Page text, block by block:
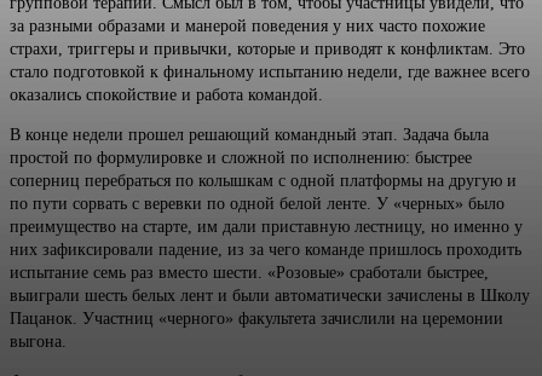
за разными образами и манерой поведения у них часто похожие
страхи, триггеры и привычки, которые и приводят к конфликтам. Это
стало подготовкой к финальному испытанию недели, где важнее всего
оказались спокойствие и работа командой.
В конце недели прошел решающий командный этап. Задача была
простой по формулировке и сложной по исполнению: быстрее
соперниц перебраться по колышкам с одной платформы на другую и
по пути сорвать с веревки по одной белой ленте. У «черных» было
преимущество на старте, им дали приставную лестницу, но именно у
них зафиксировали падение, из за чего команде пришлось проходить
испытание семь раз вместо шести. «Розовые» сработали быстрее,
выиграли шесть белых лент и были автоматически зачислены в Школу
Пацанок. Участниц «черного» факультета зачислили на церемонии
выгона.